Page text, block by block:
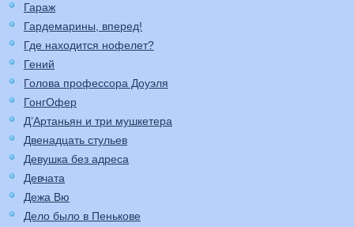
Гараж
Гардемарины, вперед!
Где находится нофелет?
Гений
Голова профессора Доуэля
ГонгОфер
Д’Артаньян и три мушкетера
Двенадцать стульев
Девушка без адреса
Девчата
Дежа Вю
Дело было в Пенькове